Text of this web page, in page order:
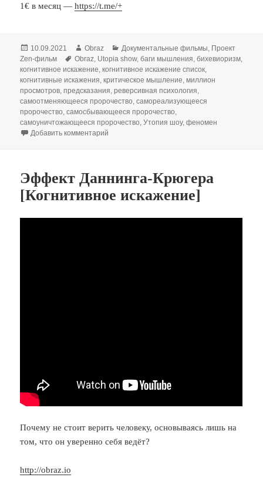
1€ в месяц —https://t.me/+
Опубликовано
10.09.2021 Автор
Obraz Рубрики
Документальные фильмы, Проект
Zen-фильм
Метки
Obraz, Utopia show,баги мышления,бихевиоризм,
когнитивное искажение,когнитивное искажение список,
когнитивные искажения,критическое мышление,миллион
просмотров,предсказания,реверсивная психология,
самоотменяющееся пророчество,самореализующееся
пророчество,самосбывающееся пророчество,
самоуничтожающееся пророчество,Утопия шоу,феномен
Добавить комментарий
Эффект Даннинга-Крюгера
[Когнитивное искажение]
Почему не стоит верить человеку, основываясь лишь на
том, что он уверенно себя ведёт?
http://obraz.io